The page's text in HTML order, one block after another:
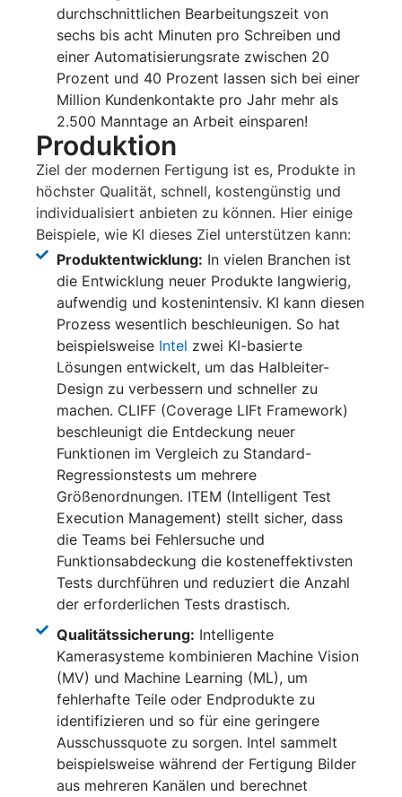
durchschnittlichen Bearbeitungszeit von
sechs bis acht Minuten pro Schreiben und
einer Automatisierungsrate zwischen 20
Prozent und 40 Prozent lassen sich bei einer
Million Kundenkontakte pro Jahr mehr als
2.500 Manntage an Arbeit einsparen!
Produktion
Ziel der modernen Fertigung ist es, Produkte in
höchster Qualität, schnell, kostengünstig und
individualisiert anbieten zu können. Hier einige
Beispiele, wie KI dieses Ziel unterstützen kann:
Produktentwicklung: In vielen Branchen ist
die Entwicklung neuer Produkte langwierig,
aufwendig und kostenintensiv. KI kann diesen
Prozess wesentlich beschleunigen. So hat
beispielsweise Intel zwei KI-basierte
Lösungen entwickelt, um das Halbleiter-
Design zu verbessern und schneller zu
machen. CLIFF (Coverage LIFt Framework)
beschleunigt die Entdeckung neuer
Funktionen im Vergleich zu Standard-
Regressionstests um mehrere
Größenordnungen. ITEM (Intelligent Test
Execution Management) stellt sicher, dass
die Teams bei Fehlersuche und
Funktionsabdeckung die kosteneffektivsten
Tests durchführen und reduziert die Anzahl
der erforderlichen Tests drastisch.
Qualitätssicherung: Intelligente
Kamerasysteme kombinieren Machine Vision
(MV) und Machine Learning (ML), um
fehlerhafte Teile oder Endprodukte zu
identifizieren und so für eine geringere
Ausschussquote zu sorgen. Intel sammelt
beispielsweise während der Fertigung Bilder
aus mehreren Kanälen und berechnet